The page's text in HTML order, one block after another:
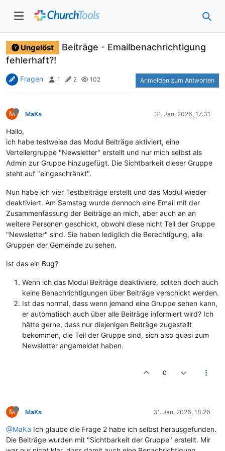
Ungelöst
Beiträge - Emailbenachrichtigung
fehlerhaft?!
Fragen 1 2 102 Anmelden zum Antworten
M MaKa 31. Jan. 2026, 17:31
Hallo,
ich habe testweise das Modul Beiträge aktiviert, eine
Verteilergruppe "Newsletter" erstellt und nur mich selbst als
Admin zur Gruppe hinzugefügt. Die Sichtbarkeit dieser Gruppe
steht auf "eingeschränkt".
Nun habe ich vier Testbeiträge erstellt und das Modul wieder
deaktiviert. Am Samstag wurde dennoch eine Email mit der
Zusammenfassung der Beiträge an mich, aber auch an an
weitere Personen geschickt, obwohl diese nicht Teil der Gruppe
"Newsletter" sind. Sie haben lediglich die Berechtigung, alle
Gruppen der Gemeinde zu sehen.
Ist das ein Bug?
Wenn ich das Modul Beiträge deaktiviere, sollten doch auch
keine Benachrichtigungen über Beiträge verschickt werden.
Ist das normal, dass wenn jemand eine Gruppe sehen kann,
er automatisch auch über alle Beiträge informiert wird? Ich
hätte gerne, dass nur diejenigen Beiträge zugestellt
bekommen, die Teil der Gruppe sind, sich also quasi zum
Newsletter angemeldet haben.
0
M MaKa 31. Jan. 2026, 18:26
@MaKa Ich glaube die Frage 2 habe ich selbst herausgefunden.
Die Beiträge wurden mit "Sichtbarkeit der Gruppe" erstellt. Mir